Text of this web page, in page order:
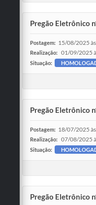
Pregão Eletrônico
Postagem: 15/08/2025
Realização: 01/09/2025
Situação:
Pregão Eletrônico
Postagem: 18/07/2025
Realização: 07/08/2025
Situação:
Pregão Eletrônico